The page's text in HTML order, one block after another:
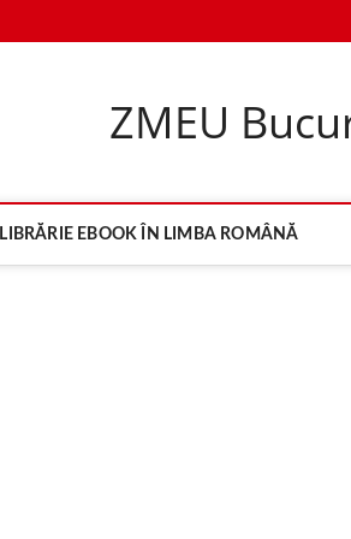
ZMEU
LIBRĂRIE EBOOK ÎN LIMBA ROMÂNĂ